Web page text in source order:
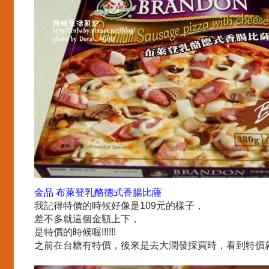
金品 布萊登乳酪德式香腸比薩
我記得特價的時候好像是109元的樣子，
差不多就這個金額上下，
是特價的時候喔!!!!!!
之前在台糖有特價，後來是去大潤發採買時，看到特價